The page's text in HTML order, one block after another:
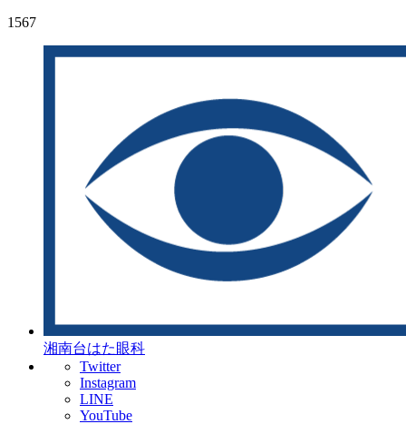
1567
湘南台はた眼科
Twitter
Instagram
LINE
YouTube